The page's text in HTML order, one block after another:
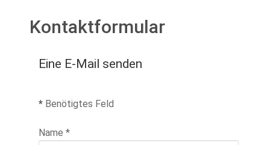
Kontaktformular
Eine E-Mail senden
* Benötigtes Feld
Name *